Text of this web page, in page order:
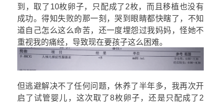
到，取了10枚卵子，只配成了2枚，而且移植也没有
成功。得知失败的那一刻，哭到眼睛都快瞎了，不知
道自己怎么这么命苦，还一度埋怨过我妈妈，怪她不
重视我的痛经，导致现在要孩子这么困难。
但逃避解决不了任何问题，休养了半年多，我再次开
启了试管婴儿，这次取了8枚卵子，还是只配成了2